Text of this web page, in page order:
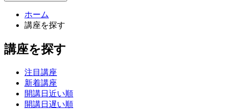
ホーム
講座を探す
講座を探す
注目講座
新着講座
開講日近い順
開講日遅い順